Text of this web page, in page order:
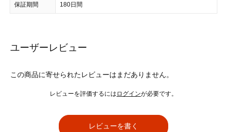
保証期間 180日間
ユーザーレビュー
この商品に寄せられたレビューはまだありません。
レビューを評価するには ログインが必要です。
レビューを書く